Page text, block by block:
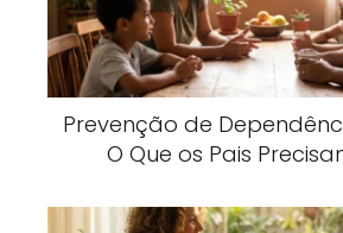
Prevenção de
O Que os Pais